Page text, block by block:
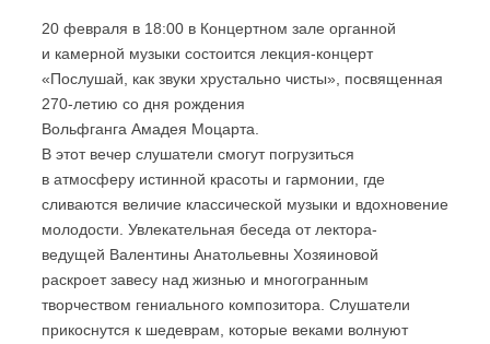
20 февраля в 18:00 в Концертном зале органной
и камерной музыки состоится лекция-концерт
«Послушай, как звуки хрустально чисты», посвященная
270-летию со дня рождения
Вольфганга Амадея Моцарта.
В этот вечер слушатели смогут погрузиться
в атмосферу истинной красоты и гармонии, где
сливаются величие классической музыки и вдохновение
молодости. Увлекательная беседа от лектора-
ведущей Валентины Анатольевны Хозяиновой
раскроет завесу над жизнью и многогранным
творчеством гениального композитора. Слушатели
прикоснутся к шедеврам, которые веками волнуют